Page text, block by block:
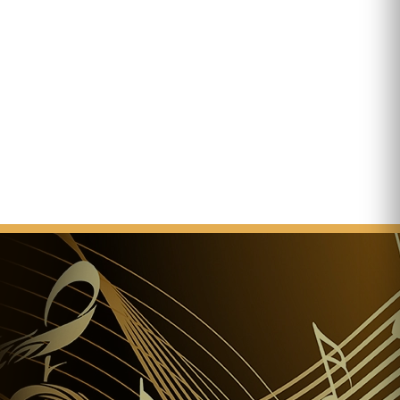
está listo y por lo tanto las obras de
- La dedicación de la iglesia
La colocación de la piedra angular en la presencia de
de Austria y rey ​​de Hungría.
XI la iglesia el título "basílica menor".
como el lugar central de los acontecimientos del
Internacional.
de la cubierta, las torres y los muros exteriores